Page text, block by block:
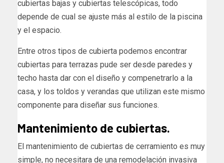
cubiertas bajas y cubiertas telescópicas, todo
depende de cual se ajuste más al estilo de la piscina
y el espacio.
Entre otros tipos de cubierta podemos encontrar
cubiertas para terrazas pude ser desde paredes y
techo hasta dar con el diseño y compenetrarlo a la
casa, y los toldos y verandas que utilizan este mismo
componente para diseñar sus funciones.
Mantenimiento de cubiertas.
El mantenimiento de cubiertas de cerramiento es muy
simple, no necesitara de una remodelación invasiva